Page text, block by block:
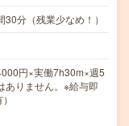
分（残業少なめ！）
円×実働7h30m×週5
ありません。※給与即